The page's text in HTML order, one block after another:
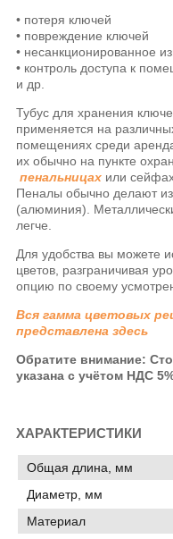
• потеря ключей
• повреждение ключей
• несанкционированное
• контроль доступа к
и др.
Тубус для хранения
применяется на
помещениях среди
их обычно на пункте
пенальницах или
Пеналы обычно делают
(алюминия).
легче.
Для удобства вы можете
цветов, разграничивая
опцию по своему
Вся гамма цветовых
представлена здесь
Обратите внимание:
указанас учётом НДС
ХАРАКТЕРИСТИКИ
Общая длина, мм
Диаметр, мм
Материал